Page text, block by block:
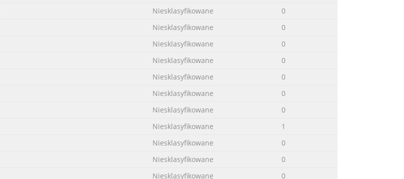
Niesklasyfikowane
0
Niesklasyfikowane
0
Niesklasyfikowane
0
Niesklasyfikowane
0
Niesklasyfikowane
0
Niesklasyfikowane
0
Niesklasyfikowane
0
Niesklasyfikowane
1
Niesklasyfikowane
0
Niesklasyfikowane
0
Niesklasyfikowane 0